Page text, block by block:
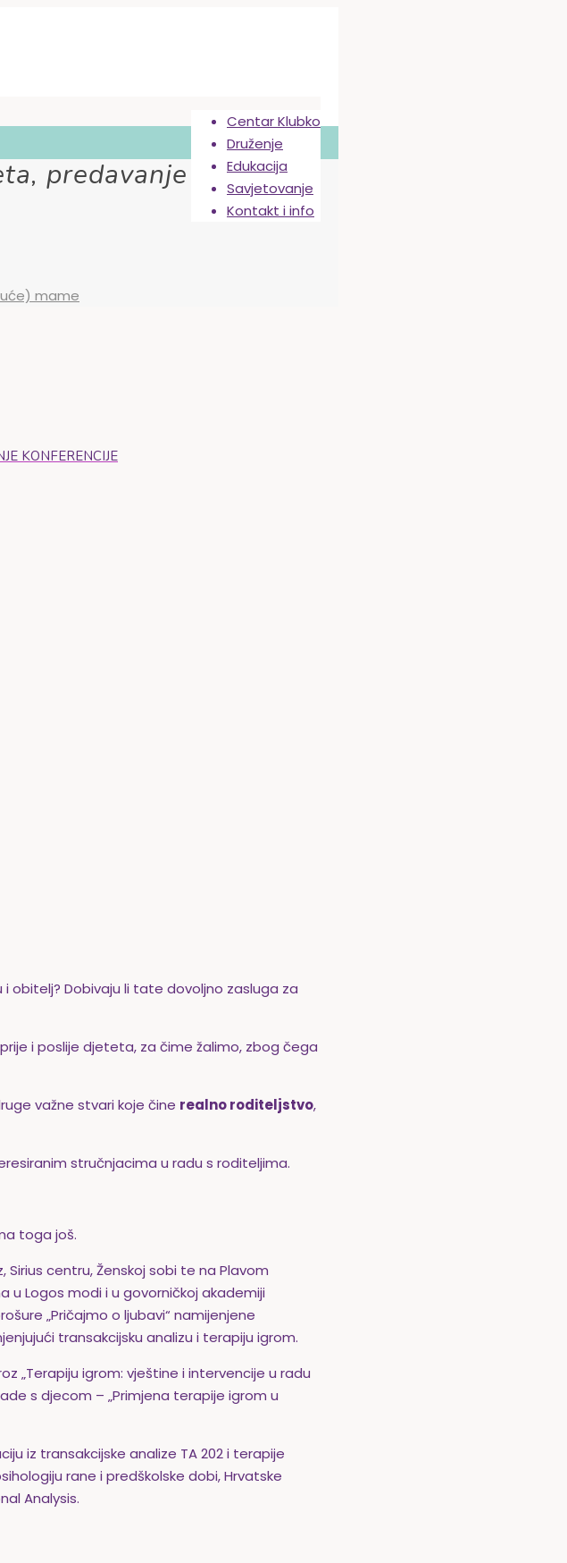
Centar Klubko
Druženje
Edukacija
Savjetovanje
Kontakt i info
predavanje
mame
KONFERENCIJE
obitelj? Dobivaju li tate dovoljno zasluga za
i poslije djeteta, za čime žalimo, zbog čega
važne stvari koje čine realno roditeljstvo,
stručnjacima u radu s roditeljima.
toga još.
centru, Ženskoj sobi te na Plavom
u Logos modi i u govorničkoj akademiji
„Pričajmo o ljubavi“ namijenjene
transakcijsku analizu i terapiju igrom.
„Terapiju igrom: vještine i intervencije u radu
s djecom – „Primjena terapije igrom u
iz transakcijske analize TA 202 i terapije
rane i predškolske dobi, Hrvatske
Analysis.